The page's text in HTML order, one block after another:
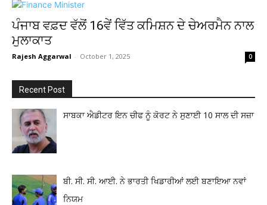
ਪੰਜਾਬ ਵਫ਼ਦ ਵੱਲੋਂ 16ਵੇਂ ਵਿੱਤ ਕਮਿਸ਼ਨ ਦੇ ਚੇਅਰਮੈਨ ਨਾਲ
ਮੁਲਾਕਾਤ
Rajesh Aggarwal - October 1, 2025 0
Recent Post
ਸਾਬਕਾ ਐਡੀਟਰ ਇਨ ਚੀਫ ਨੂੰ ਕੋਰਟ ਨੇ ਸੁਣਾਈ 10 ਸਾਲ ਦੀ ਸਜ਼ਾ
ਬੀ. ਸੀ. ਸੀ. ਆਈ. ਨੇ ਭਾਰਤੀ ਖਿਡਾਰੀਆਂ ਲਈ ਬਣਾਇਆ ਨਵਾਂ
ਨਿਯਮ